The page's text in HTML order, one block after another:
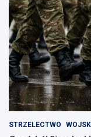
STRZELECTWO